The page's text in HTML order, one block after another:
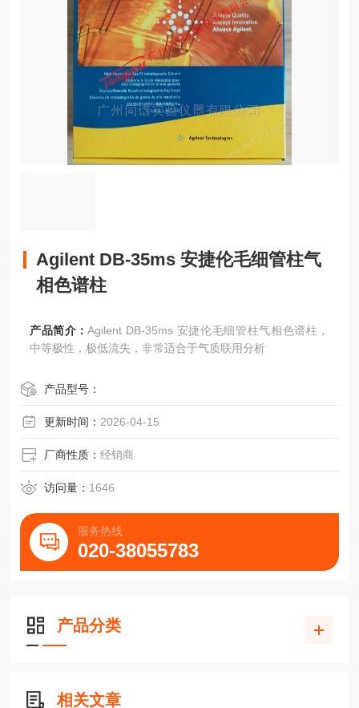
Agilent DB-35ms 安捷伦毛细管柱气
相色谱柱
产品简介：Agilent DB-35ms 安捷伦毛细管柱气相色谱柱，
中等极性，极低流失，非常适合于气质联用分析
产品型号：
更新时间： 2026-04-15
厂商性质：经销商
访问量： 1646
服务热线
020-38055783
产品分类
相关文章